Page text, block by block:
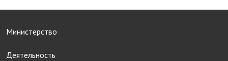
Министерство
Деятельность